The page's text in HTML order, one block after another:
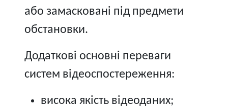
або замасковані під предмети
обстановки.
Додаткові основні переваги
систем відеоспостереження:
висока якість відеоданих;